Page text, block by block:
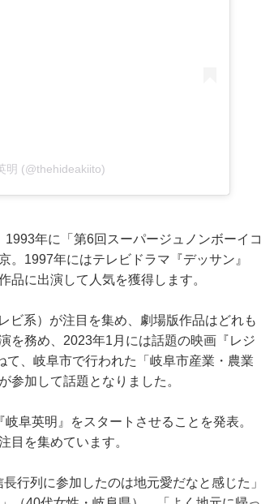
明 (@thehideakiito)
年に「第6回スーパージュノンボーイコ
。1997年にはテレビドラマ『デッサン』
品に出演して人気を獲得します。
ビ系）が注目を集め、劇場版作品はどれも
を務め、2023年1月には話題の映画『レジ
、岐阜市で行われた「岐阜市産業・農業
参加して話題となりました。
阜英明』をスタートさせることを発表。
目を集めています。
行列に参加したのは地元愛だなと感じた」